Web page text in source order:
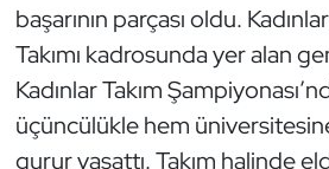
başarının parçası oldu.
Takımı kadrosunda yer alan
Kadınlar Takım
üçüncülükle hem
gurur yaşattı. Takım halinde
Eskrim
Futbol